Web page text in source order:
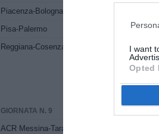
I want
Opted
Piacenza-Bologna
Pisa-Palermo
Reggiana-Cosenza
GIORNATA N. 9
ACR Messina-Taranto